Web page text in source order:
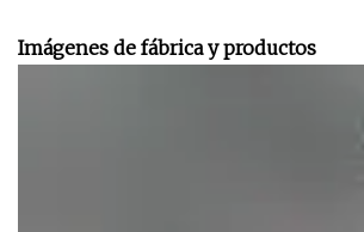
Imágenes de fábrica y productos